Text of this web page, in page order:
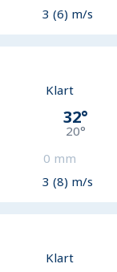
3 (6) m/s
Klart
32°
20°
0 mm
3 (8) m/s
Klart